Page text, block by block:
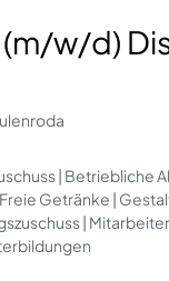
(m/w/d)
| Betriebliche
Getränke |
|